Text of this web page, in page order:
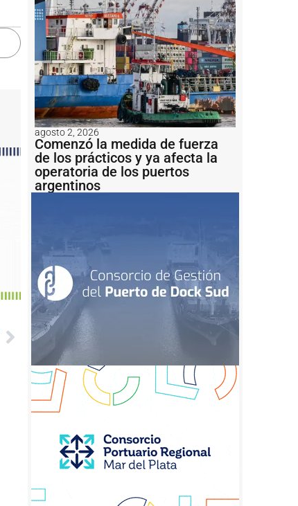
agosto 2, 2026
Comenzó la medida de fuerza
de los prácticos y ya afecta la
operatoria de los puertos
argentinos